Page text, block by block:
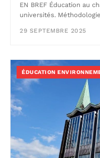
EN BREF Éducation au
universités.
29 SEPTEMBRE 2025
ÉDUCATION